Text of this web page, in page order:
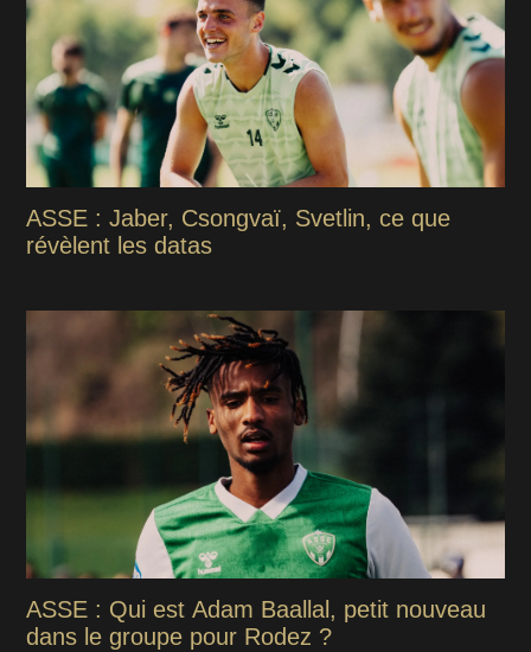
ASSE : Jaber, Csongvaï, Svetlin, ce que
révèlent les datas
ASSE : Qui est Adam Baallal, petit nouveau
dans le groupe pour Rodez ?